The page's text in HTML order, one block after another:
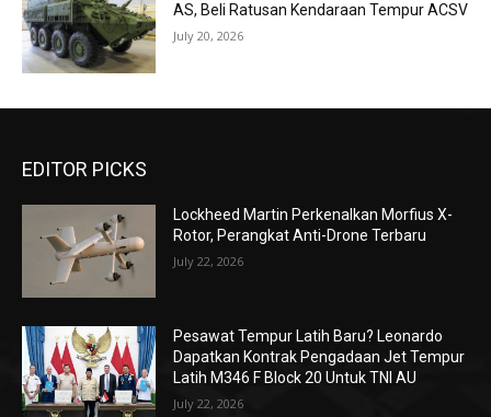
AS, Beli Ratusan Kendaraan Tempur ACSV
July 20, 2026
EDITOR PICKS
Lockheed Martin Perkenalkan Morfius X-
Rotor, Perangkat Anti-Drone Terbaru
July 22, 2026
Pesawat Tempur Latih Baru? Leonardo
Dapatkan Kontrak Pengadaan Jet Tempur
Latih M346 F Block 20 Untuk TNI AU
July 22, 2026